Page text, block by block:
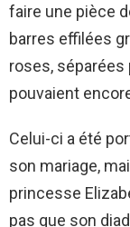
faire une pièce
barres effilées
roses, séparées
pouvaient
Celui-ci a été
son mariage,
princesse
pas que son